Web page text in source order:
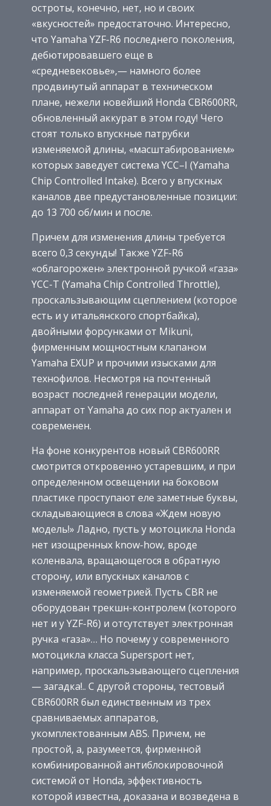
остроты, конечно, нет, но и своих
«вкусностей» предостаточно. Интересно,
что Yamaha YZF-R6 последнего поколения,
дебютировавшего еще в
«средневековье»,— намного более
продвинутый аппарат в техническом
плане, нежели новейший Honda CBR600RR,
обновленный аккурат в этом году! Чего
стоят только впускные патрубки
изменяемой длины, «масштабированием»
которых заведует система YCC–I (Yamaha
Chip Controlled Intake). Всего у впускных
каналов две предустановленные позиции:
до 13 700 об/мин и после.
Причем для изменения длины требуется
всего 0,3 секунды! Также YZF-R6
«облагорожен» электронной ручкой «газа»
YCC-T (Yamaha Chip Controlled Throttle),
проскальзывающим сцеплением (которое
есть и у итальянского спортбайка),
двойными форсунками от Mikuni,
фирменным мощностным клапаном
Yamaha EXUP и прочими изысками для
технофилов. Несмотря на почтенный
возраст последней генерации модели,
аппарат от Yamaha до сих пор актуален и
современен.
На фоне конкурентов новый CBR600RR
смотрится откровенно устаревшим, и при
определенном освещении на боковом
пластике проступают еле заметные буквы,
складывающиеся в слова «Ждем новую
модель!» Ладно, пусть у мотоцикла Honda
нет изощренных know-how, вроде
коленвала, вращающегося в обратную
сторону, или впускных каналов с
изменяемой геометрией. Пусть CBR не
оборудован трекшн-контролем (которого
нет и у YZF-R6) и отсутствует электронная
ручка «газа»… Но почему у современного
мотоцикла класса Supersport нет,
например, проскальзывающего сцепления
— загадка!.. С другой стороны, тестовый
CBR600RR был единственным из трех
сравниваемых аппаратов,
укомплектованным ABS. Причем, не
простой, а, разумеется, фирменной
комбинированной антиблокировочной
системой от Honda, эффективность
которой известна, доказана и возведена в